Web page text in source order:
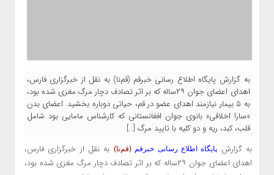
به گزارش پایگاه اطلاع رسانی خبرقم (قم‌نا) به نقل از خبرگزاری فارس،
اهدای اعضای جوان ۲۹ساله که بر اثر تصادف دچار مرگ مغزی شده بود،
به ۵ بیمار نیازمند اهدای عضو در قم، حیاتی دوباره بخشید. اعضای بدن
«سارا اخلاقی» بانوی جوان افغانستانی که کارشناس مامایی بود شامل
قلب، کبد، ریه و دو کلیه با تایید مرگ […]
به گزارش پایگاه اطلاع رسانی خبرقم (قم‌نا)
به نقل از خبرگزاری فارس،
اهدای اعضای جوان ۲۹ساله که بر اثر تصادف دچار مرگ مغزی شده بود،